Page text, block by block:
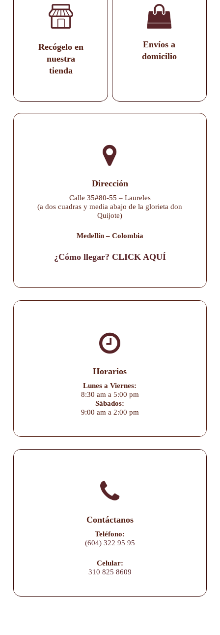
Recógelo en
nuestra
tienda
Envíos a
domicilio
Dirección
Calle 35#80-55 – Laureles
(a dos cuadras y media abajo de la glorieta don
Quijote)
Medellín – Colombia
¿Cómo llegar? CLICK AQUÍ
Horarios
Lunes a Viernes:
8:30 am a 5:00 pm
Sábados:
9:00 am a 2:00 pm
Contáctanos
Teléfono:
(604) 322 95 95
Celular:
310 825 8609